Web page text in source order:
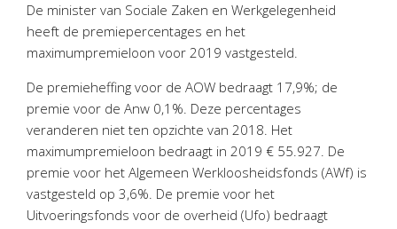
Tijdelijk financieel personeel
Personeel & Organisatie
Bedrijfseconomisch advies
Belastingadvies Purmerend
Online boekhouden
Nieuws&informatie
Nieuwsbrief
De minister van Sociale Zaken en Werkgelegenheid
heeft de premiepercentages en het
maximumpremieloon voor 2019 vastgesteld.
De premieheffing voor de AOW bedraagt 17,9%; de
premie voor de Anw 0,1%. Deze percentages
veranderen niet ten opzichte van 2018. Het
maximumpremieloon bedraagt in 2019 € 55.927. De
premie voor het Algemeen Werkloosheidsfonds (AWf) is
vastgesteld op 3,6%. De premie voor het
Uitvoeringsfonds voor de overheid (Ufo) bedraagt